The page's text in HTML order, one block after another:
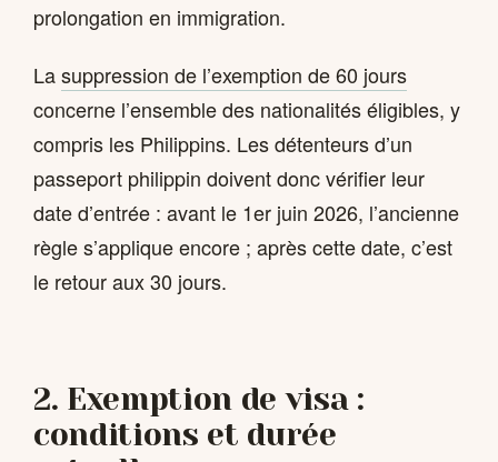
prolongation en immigration.
Lasuppression de l’exemption de 60 jours
concerne l’ensemble des nationalités éligibles, y
compris les Philippins. Les détenteurs d’un
passeport philippin doivent donc vérifier leur
date d’entrée : avant le 1er juin 2026, l’ancienne
règle s’applique encore ; après cette date, c’est
le retour aux 30 jours.
2. Exemption de visa :
conditions et durée